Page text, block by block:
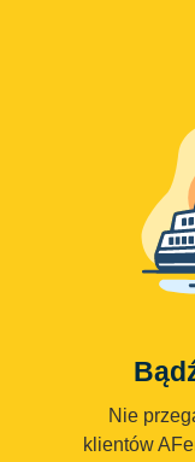
Nie
klientów